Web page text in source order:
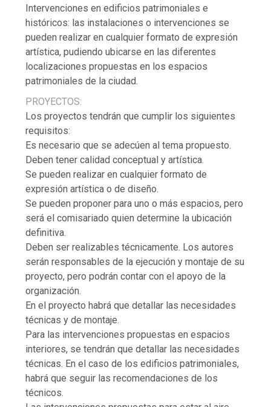
Intervenciones en edificios patrimoniales e
históricos: las instalaciones o intervenciones se
pueden realizar en cualquier formato de expresión
artística, pudiendo ubicarse en las diferentes
localizaciones propuestas en los espacios
patrimoniales de la ciudad.
PROYECTOS:
Los proyectos tendrán que cumplir los siguientes
requisitos:
Es necesario que se adecúen al tema propuesto.
Deben tener calidad conceptual y artística.
Se pueden realizar en cualquier formato de
expresión artística o de diseño.
Se pueden proponer para uno o más espacios, pero
será el comisariado quien determine la ubicación
definitiva.
Deben ser realizables técnicamente. Los autores
serán responsables de la ejecución y montaje de su
proyecto, pero podrán contar con el apoyo de la
organización.
En el proyecto habrá que detallar las necesidades
técnicas y de montaje.
Para las intervenciones propuestas en espacios
interiores, se tendrán que detallar las necesidades
técnicas. En el caso de los edificios patrimoniales,
habrá que seguir las recomendaciones de los
técnicos.